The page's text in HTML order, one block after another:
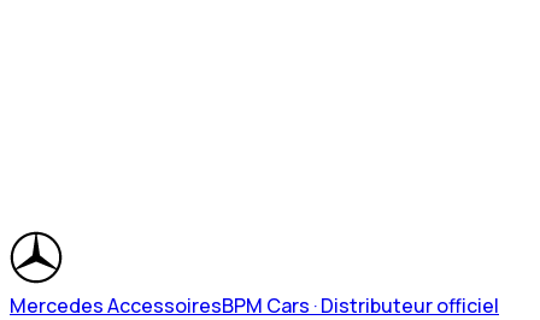
Mercedes AccessoiresBPM Cars · Distributeur officiel